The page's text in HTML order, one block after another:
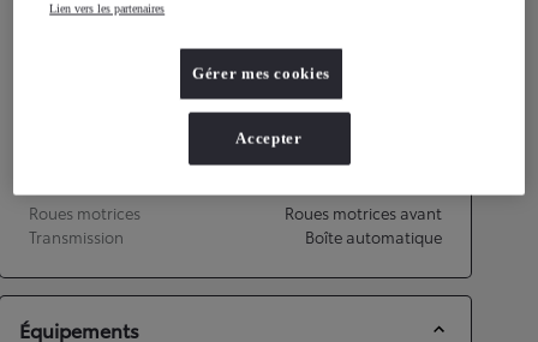
Accélération 0-100km/h
10,3
Roues motrices
Roues motrices avant
Transmission
Boîte automatique
Équipements
Lien vers les partenaires
Gérer mes cookies
Accepter